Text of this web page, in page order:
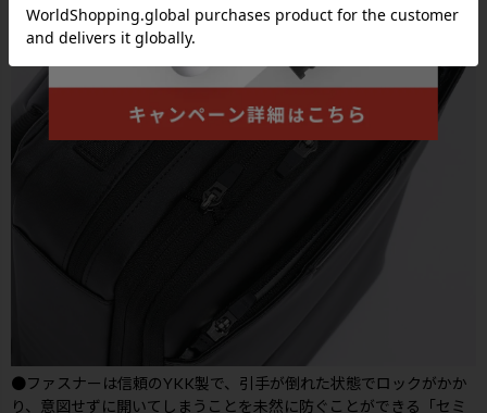
●ファスナーは信頼のYKK製で、引手が倒れた状態でロックがかか
り、意図せずに開いてしまうことを未然に防ぐことができる「セミ